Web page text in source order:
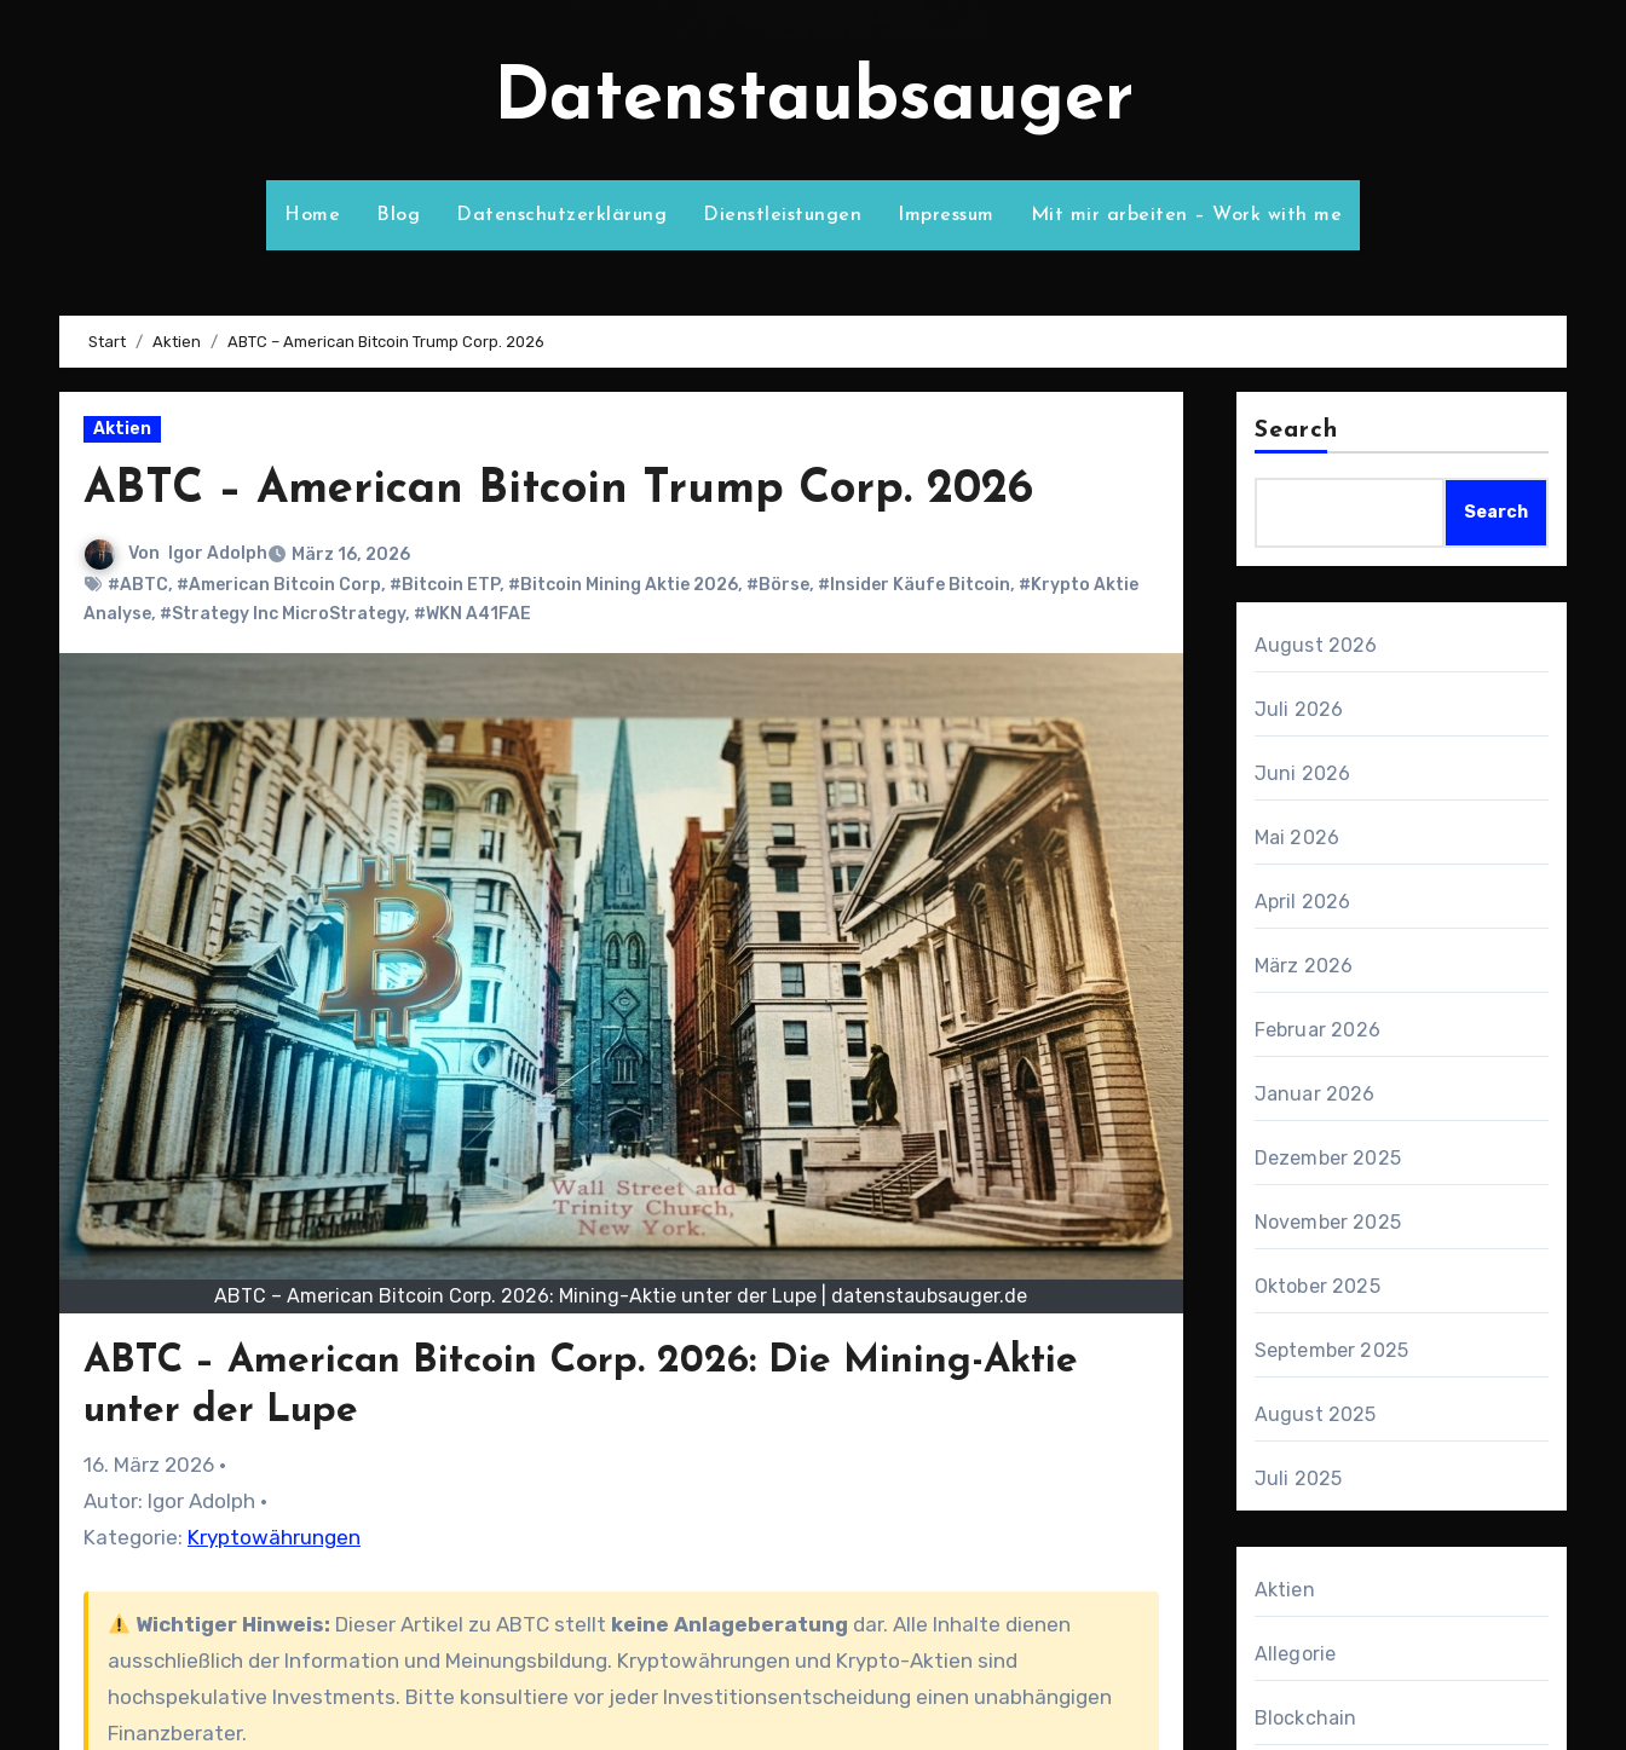
Datenstaubsauger
Home Blog Datenschutzerklärung Dienstleistungen Impressum Mit mir arbeiten – Work with me
Start Aktien ABTC – American Bitcoin Trump Corp. 2026
Aktien
ABTC – American Bitcoin Trump Corp. 2026
Von Igor Adolph
März 16, 2026
#ABTC, #American Bitcoin Corp, #Bitcoin ETP, #Bitcoin Mining Aktie 2026, #Börse, #Insider Käufe Bitcoin, #Krypto Aktie
Analyse, #Strategy Inc MicroStrategy, #WKN A41FAE
ABTC – American Bitcoin Corp. 2026: Mining-Aktie unter der Lupe | datenstaubsauger.de
ABTC – American Bitcoin Corp. 2026: Die Mining-Aktie
unter der Lupe
16. März 2026 ·
Autor: Igor Adolph ·
Kategorie: Kryptowährungen
Wichtiger Hinweis: Dieser Artikel zu ABTC stellt keine Anlageberatung dar. Alle Inhalte dienen
ausschließlich der Information und Meinungsbildung. Kryptowährungen und Krypto-Aktien sind
hochspekulative Investments. Bitte konsultiere vor jeder Investitionsentscheidung einen unabhängigen
Finanzberater.
Search
Search
August 2026
Juli 2026
Juni 2026
Mai 2026
April 2026
März 2026
Februar 2026
Januar 2026
Dezember 2025
November 2025
Oktober 2025
September 2025
August 2025
Juli 2025
Aktien
Allegorie
Blockchain